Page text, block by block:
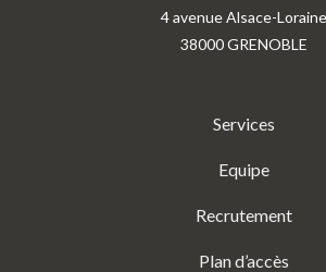
4 avenue Alsace-Loraine
38000 GRENOBLE
Services
Equipe
Recrutement
Plan d’accès